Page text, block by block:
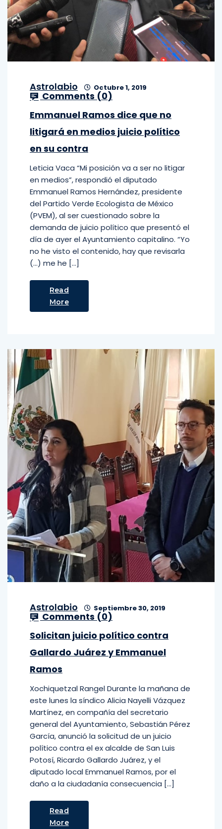
Astrolabio Octubre 1, 2019
Comments (0)
Emmanuel Ramos dice que no
litigará en medios juicio político
en su contra
Leticia Vaca “Mi posición va a ser no litigar
en medios”, respondió el diputado
Emmanuel Ramos Hernández, presidente
del Partido Verde Ecologista de México
(PVEM), al ser cuestionado sobre la
demanda de juicio político que presentó el
día de ayer el Ayuntamiento capitalino. “Yo
no he visto el contenido, hay que revisarla
(…) me he […]
Read
More
Astrolabio Septiembre 30, 2019
Comments (0)
Solicitan juicio político contra
Gallardo Juárez y Emmanuel
Ramos
Xochiquetzal Rangel Durante la mañana de
este lunes la síndico Alicia Nayelli Vázquez
Martínez, en compañía del secretario
general del Ayuntamiento, Sebastián Pérez
García, anunció la solicitud de un juicio
político contra el ex alcalde de San Luis
Potosí, Ricardo Gallardo Juárez, y el
diputado local Emmanuel Ramos, por el
daño a la ciudadanía consecuencia […]
Read
More